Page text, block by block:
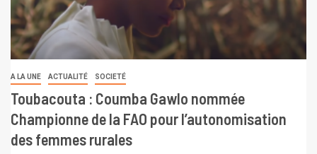
A LA UNE ACTUALITÉ SOCIETÉ
Toubacouta : Coumba Gawlo nommée
Championne de la FAO pour l’autonomisation
des femmes rurales